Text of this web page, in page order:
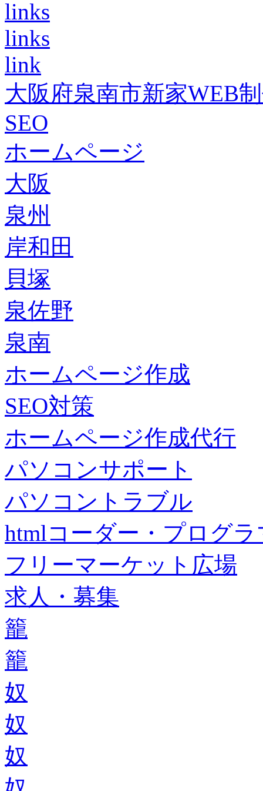
links
links
link
大阪府泉南市新家WEB
SEO
ホームページ
大阪
泉州
岸和田
貝塚
泉佐野
泉南
ホームページ作成
SEO対策
ホームページ作成代行
パソコンサポート
パソコントラブル
htmlコーダー・プログラ
フリーマーケット広場
求人・募集
籠
籠
奴
奴
奴